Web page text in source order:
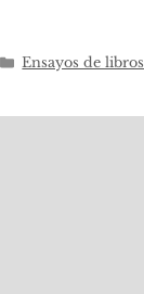
Categorías
Ensayos de libros